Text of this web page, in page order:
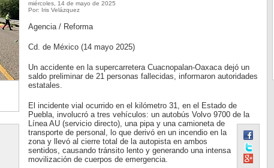
miércoles, 14 de mayo de 2025
Por: Iris Velázquez
Agencia / Reforma
Cd. de México (14 mayo 2025)
Un accidente en la supercarretera Cuacnopalan-Oaxaca dejó un
saldo preliminar de 21 personas fallecidas, informaron autoridades
estatales.
El incidente vial ocurrido en el kilómetro 31, en el Estado de
Puebla, involucró a tres vehículos: un autobús Volvo 9700 de la
Línea AU (servicio directo), una pipa y una camioneta de
transporte de personal, lo que derivó en un incendio en la
zona y llevó al cierre total de la autopista en ambos
sentidos, causando tránsito lento y generando una intensa
movilización de cuerpos de emergencia.